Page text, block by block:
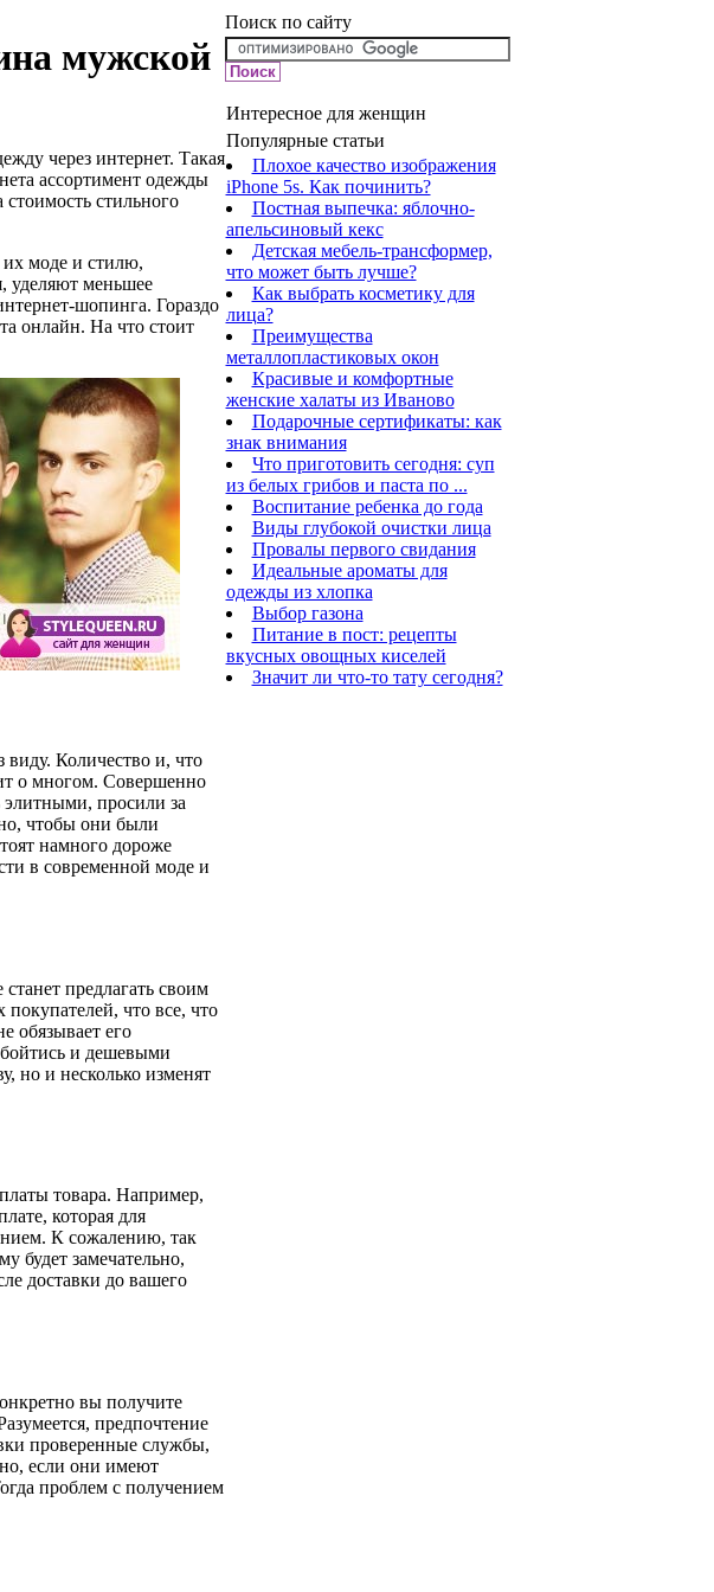
мужской
через интернет. Такая
ассортимент одежды
стоимость стильного
моде и стилю,
уделяют меньшее
шопинга. Гораздо
онлайн. На что стоит
виду. Количество и, что
о многом. Совершенно
элитными, просили за
чтобы они были
намного дороже
в современной моде и
станет предлагать своим
что все, что
обязывает его
и дешевыми
но и несколько изменят
товара. Например,
которая для
К сожалению, так
будет замечательно,
доставки до вашего
вы получите
предпочтение
проверенные службы,
если они имеют
проблем с получением
Поиск по сайту
Интересное для женщин
Популярные статьи
Плохое качество изображения
iPhone 5s. Как починить?
Постная выпечка: яблочно-
апельсиновый кекс
Детская мебель-трансформер,
что может быть лучше?
Как выбрать косметику для
лица?
Преимущества
металлопластиковых окон
Красивые и комфортные
женские халаты из Иваново
Подарочные сертификаты: как
знак внимания
Что приготовить сегодня: суп
из белых грибов и паста по ...
Воспитание ребенка до года
Виды глубокой очистки лица
Провалы первого свидания
Идеальные ароматы для
одежды из хлопка
Выбор газона
Питание в пост: рецепты
вкусных овощных киселей
Значит ли что-то тату сегодня?